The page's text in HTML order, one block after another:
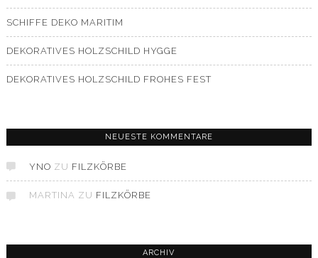
SCHIFFE DEKO MARITIM
DEKORATIVES HOLZSCHILD HYGGE
DEKORATIVES HOLZSCHILD FROHES FEST
NEUESTE KOMMENTARE
YNO ZU FILZKÖRBE
MARTINA ZU FILZKÖRBE
ARCHIV